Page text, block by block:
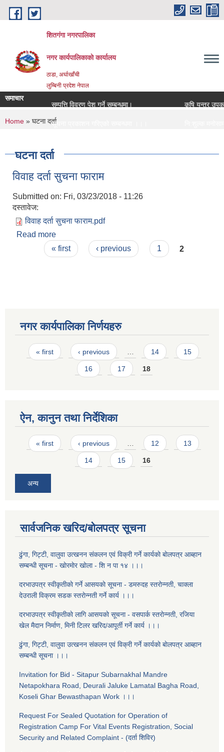
Skip to main content
शितगंगा नगरपालिका
नगर कार्यपालिकाकाे कार्यालय
ठाडा, अर्घाखाँची
लुम्बिनी प्रदेश नेपाल
समाचार
सम्पत्ति विवरण पेश गर्ने सम्बन्धमा।
कृषि यन्त्र
सूचना प्रकाशन गरिएको सम्बन्धमा ।।।
You are here
Home » घटना दर्ता
घटना दर्ता
विवाह दर्ता सुचना फाराम
Submitted on: Fri, 03/23/2018 - 11:26
दस्तावेज:
विवाह दर्ता सुचना फाराम.pdf
Read more
Pages« first ‹ previous 1 2
नगर कार्यपालिका निर्णयहरु
Pages
« first ‹ previous … 14 15
16 17 18
ऐन, कानुन तथा निर्देशिका
Pages
« first ‹ previous 12 13
14 15 16
अन्य
सार्वजनिक खरिद/बोलपत्र सूचना
ढुंगा, गिट्टी, वालुवा उत्खनन संकलन एवं विक्री गर्ने कार्यकाे बाेलपत्र आब्हान
सम्बन्धी सूचना - खाेरमाेर खाेला - शि‍ न पा १४ ।।।
दरभाउपत्र स्वीकृतीकाे गर्ने आसयकाे सूचना - डमरुदह स्तराेन्नती, चाक्ला
देउराली विक्रम सडक स्तराेन्नती गर्ने कार्य ।।।
दरभाउपत्र स्वीकृतीकाे लागि आसयकाे सूचना - वसपार्क स्तराेन्नती, रजिया
खेल मैदान निर्माण, मिनी टिलर खरिद/आपूर्ती गर्ने कार्य ।।।
ढुंगा, गिट्टी, वालुवा उत्खनन संकलन एवं विक्री गर्ने कार्यकाे बाेलपत्र आब्हान
सम्बन्धी सूचना ।।।
Invitation for Bid - Sitapur Subarnakhal Mandre
Netapokhara Road, Deurali Jaluke Lamatal Bagha Road,
Koseli Ghar Bewasthapan Work ।।।
Request For Sealed Quotation for Operation of
Registration Camp For Vital Events Registration, Social
Security and Related Complaint - (दर्ता शिविर)